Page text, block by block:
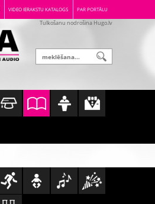
VIDEO IERAKSTU KATALOGS PAR PORTĀLU
Tulkošanu nodrošina Hugo.lv